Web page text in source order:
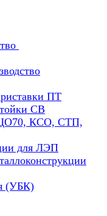
ПТ
СВ
КСО, СТП,
для ЛЭП
(УБК)